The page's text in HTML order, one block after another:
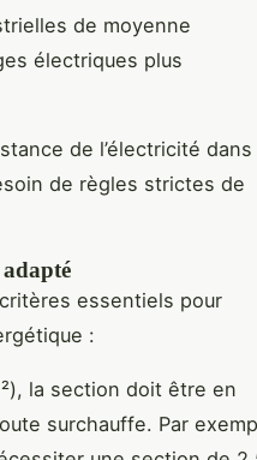
de moyenne
électriques plus
de l’électricité dans
de règles strictes de
essentiels pour
:
la section doit être en
surchauffe. Par